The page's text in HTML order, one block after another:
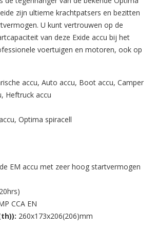
zijn ultieme krachtpatsers en bezitten
U kunt vertrouwen op de
van deze Exide accu bij het
voertuigen en motoren, ook op
De robuuste, lekvrije constructie
je je ook bevindt. De Exide EM1000 gast
en is dus zeer geschikt als startaccu bij u
caravan of boot.
accu, Auto accu, Boot accu, Camper
, Heftruck accu
, Optima spiracell
EM accu met zeer hoog startvermogen
CCA EN
260x173x206(206)mm